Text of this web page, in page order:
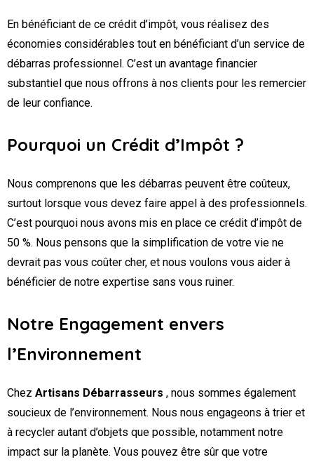
En bénéficiant de ce crédit d’impôt, vous réalisez des
économies considérables tout en bénéficiant d’un service de
débarras professionnel. C’est un avantage financier
substantiel que nous offrons à nos clients pour les remercier
de leur confiance.
Pourquoi un Crédit d’Impôt ?
Nous comprenons que les débarras peuvent être coûteux,
surtout lorsque vous devez faire appel à des professionnels.
C’est pourquoi nous avons mis en place ce crédit d’impôt de
50 %. Nous pensons que la simplification de votre vie ne
devrait pas vous coûter cher, et nous voulons vous aider à
bénéficier de notre expertise sans vous ruiner.
Notre Engagement envers
l’Environnement
Chez Artisans Débarrasseurs , nous sommes également
soucieux de l’environnement. Nous nous engageons à trier et
à recycler autant d’objets que possible, notamment notre
impact sur la planète. Vous pouvez être sûr que votre